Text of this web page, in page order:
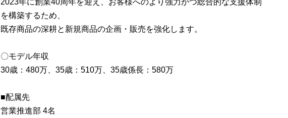
2023年に創業40周年を迎え、お客様へのより強力かつ総合的な支援体制
を構築するため、
既存商品の深耕と新規商品の企画・販売を強化します。
〇モデル年収
30歳：480万、35歳：510万、35歳係長：580万
■配属先
営業推進部 4名